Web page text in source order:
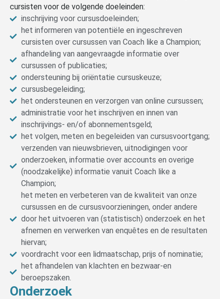
cursisten voor de volgende doeleinden:
inschrijving voor cursusdoeleinden;
het informeren van potentiële en ingeschreven
cursisten over cursussen van Coach like a Champion;
afhandeling van aangevraagde informatie over
cursussen of publicaties;
ondersteuning bij oriëntatie cursuskeuze;
cursusbegeleiding;
het ondersteunen en verzorgen van online cursussen;
administratie voor het inschrijven en innen van
inschrijvings- en/of abonnementsgeld;
het volgen, meten en begeleiden van cursusvoortgang;
verzenden van nieuwsbrieven, uitnodigingen voor
onderzoeken, informatie over accounts en overige
(noodzakelijke) informatie vanuit Coach like a
Champion;
het meten en verbeteren van de kwaliteit van onze
cursussen en de cursusvoorzieningen, onder andere
door het uitvoeren van (statistisch) onderzoek en het
afnemen en verwerken van enquêtes en de resultaten
hiervan;
voordracht voor een lidmaatschap, prijs of nominatie;
het afhandelen van klachten en bezwaar-en
beroepszaken.
Onderzoek